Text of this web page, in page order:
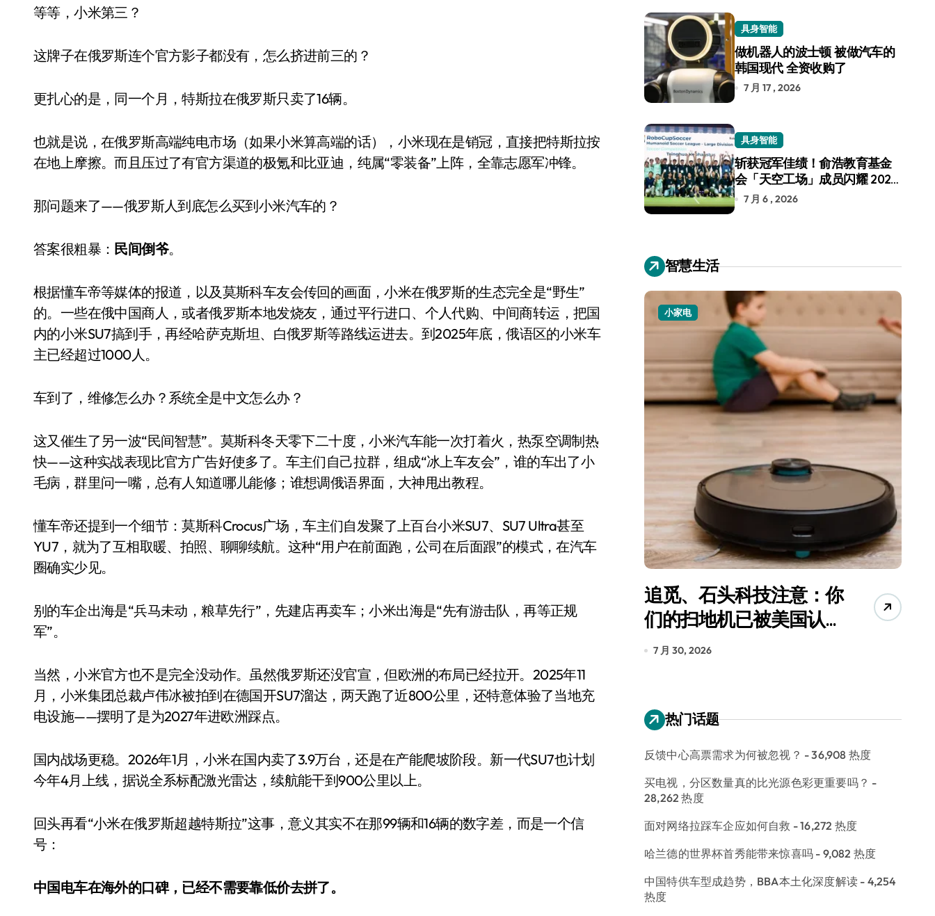
黄金瞬间冲破4200，白银狂飙3.5%！三大利好连夜引爆
等等，小米第三？
这牌子在俄罗斯连个官方影子都没有，怎么挤进前三的？
更扎心的是，同一个月，特斯拉在俄罗斯只卖了16辆。
也就是说，在俄罗斯高端纯电市场（如果小米算高端的话），小米现在是销冠，直接把特斯拉按
在地上摩擦。而且压过了有官方渠道的极氪和比亚迪，纯属“零装备”上阵，全靠志愿军冲锋。
那问题来了——俄罗斯人到底怎么买到小米汽车的？
答案很粗暴： 民间倒爷。
根据懂车帝等媒体的报道，以及莫斯科车友会传回的画面，小米在俄罗斯的生态完全是“野生”
的。一些在俄中国商人，或者俄罗斯本地发烧友，通过平行进口、个人代购、中间商转运，把国
内的小米SU7搞到手，再经哈萨克斯坦、白俄罗斯等路线运进去。到2025年底，俄语区的小米车
主已经超过1000人。
车到了，维修怎么办？系统全是中文怎么办？
这又催生了另一波“民间智慧”。莫斯科冬天零下二十度，小米汽车能一次打着火，热泵空调制热
快——这种实战表现比官方广告好使多了。车主们自己拉群，组成“冰上车友会”，谁的车出了小
毛病，群里问一嘴，总有人知道哪儿能修；谁想调俄语界面，大神甩出教程。
懂车帝还提到一个细节：莫斯科Crocus广场，车主们自发聚了上百台小米SU7、SU7 Ultra甚至
YU7，就为了互相取暖、拍照、聊聊续航。这种“用户在前面跑，公司在后面跟”的模式，在汽车
圈确实少见。
别的车企出海是“兵马未动，粮草先行”，先建店再卖车；小米出海是“先有游击队，再等正规
军”。
当然，小米官方也不是完全没动作。虽然俄罗斯还没官宣，但欧洲的布局已经拉开。2025年11
月，小米集团总裁卢伟冰被拍到在德国开SU7溜达，两天跑了近800公里，还特意体验了当地充
电设施——摆明了是为2027年进欧洲踩点。
国内战场更稳。2026年1月，小米在国内卖了3.9万台，还是在产能爬坡阶段。新一代SU7也计划
今年4月上线，据说全系标配激光雷达，续航能干到900公里以上。
回头再看“小米在俄罗斯超越特斯拉”这事，意义其实不在那99辆和16辆的数字差，而是一个信
号：
中国电车在海外的口碑，已经不需要靠低价去拼了。
具身智能
做机器人的波士顿 被做汽车的
韩国现代 全资收购了
7 月 17 , 2026
具身智能
斩获冠军佳绩！俞浩教育基金
会「天空工场」成员闪耀 2026
RoboCup 机器人世界杯
7 月 6 , 2026
智慧生活
智慧生活
王重塑重载电梯行业格局
电视
海信拿下RGB-Mini LED
小家电
追觅、石头科技注意：你
们的扫地机已被美国认定
为“战略武器”
7 月 30, 2026
热门话题
反馈中心高票需求为何被忽视？ - 36,908 热度
买电视，分区数量真的比光源色彩更重要吗？ -
28,262 热度
面对网络拉踩车企应如何自救 - 16,272 热度
哈兰德的世界杯首秀能带来惊喜吗 - 9,082 热度
中国特供车型成趋势，BBA本土化深度解读 - 4,254
热度